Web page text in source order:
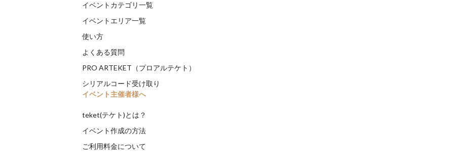
イベントカテゴリ一覧
イベントエリア一覧
使い方
よくある質問
PRO ARTEKET（プロアルテケト）
シリアルコード受け取り
イベント主催者様へ
teket(テケト)とは？
イベント作成の方法
ご利用料金について